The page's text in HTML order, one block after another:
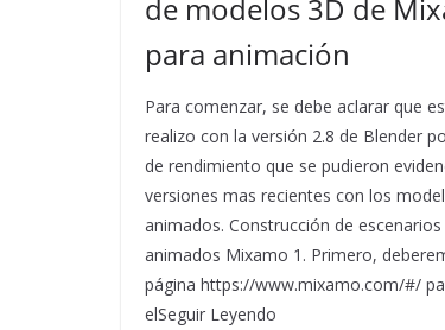
de modelos 3D de
para animación
Para comenzar, se debe aclarar que
realizo con la versión 2.8 de Blender
de rendimiento que se pudieron
versiones mas recientes con los
animados. Construcción de
animados Mixamo 1. Primero,
página https://www.mixamo.com/#/
elSeguir Leyendo